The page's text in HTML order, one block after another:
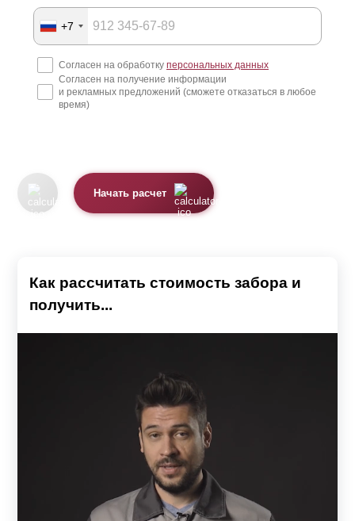
+7
Согласен на обработку персональных данных
Согласен на получение информации
и рекламных предложений (сможете отказаться в любое
время)
Начать расчет
Как рассчитать стоимость забора и
получить...